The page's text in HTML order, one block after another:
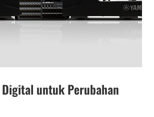
untuk Perubahan